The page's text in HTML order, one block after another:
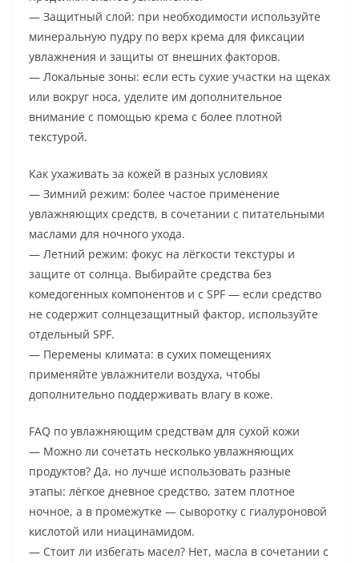
— Защитный слой: при необходимости используйте
минеральную пудру по верх крема для фиксации
увлажнения и защиты от внешних факторов.
— Локальные зоны: если есть сухие участки на щеках
или вокруг носа, уделите им дополнительное
внимание с помощью крема с более плотной
текстурой.
Как ухаживать за кожей в разных условиях
— Зимний режим: более частое применение
увлажняющих средств, в сочетании с питательными
маслами для ночного ухода.
— Летний режим: фокус на лёгкости текстуры и
защите от солнца. Выбирайте средства без
комедогенных компонентов и с SPF — если средство
не содержит солнцезащитный фактор, используйте
отдельный SPF.
— Перемены климата: в сухих помещениях
применяйте увлажнители воздуха, чтобы
дополнительно поддерживать влагу в коже.
FAQ по увлажняющим средствам для сухой кожи
— Можно ли сочетать несколько увлажняющих
продуктов? Да, но лучше использовать разные
этапы: лёгкое дневное средство, затем плотное
ночное, а в промежутке — сыворотку с гиалуроновой
кислотой или ниацинамидом.
— Стоит ли избегать масел? Нет, масла в сочетании с